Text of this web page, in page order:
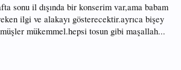
sonu il dışında bir konserim var,ama babam
ilgi ve alakayı gösterecektir.ayrıca bişey
mükemmel.hepsi tosun gibi maşallah...